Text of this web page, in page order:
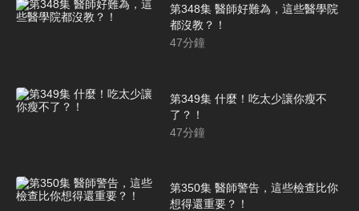
第348集 醫師好難為，這些醫學院
都沒教？！
47分鐘
第349集 什麼！吃太少讓你瘦不
了？！
47分鐘
第350集 醫師警告，這些檢查比你
想得還重要？！